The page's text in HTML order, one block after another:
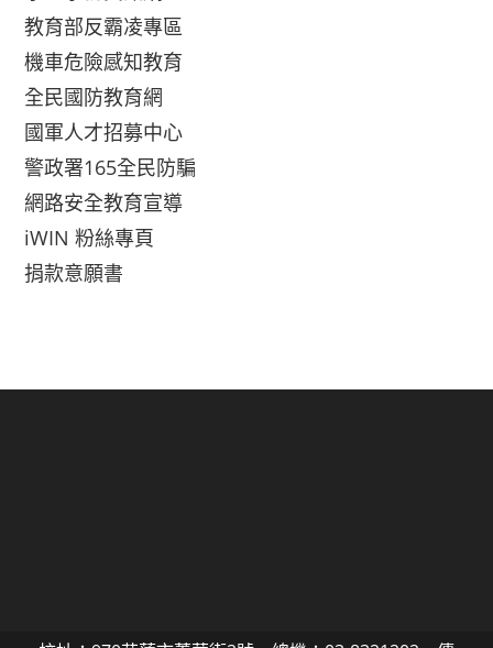
教育部反霸凌專區
機車危險感知教育
全民國防教育網
國軍人才招募中心
警政署165全民防騙
網路安全教育宣導
iWIN 粉絲專頁
捐款意願書